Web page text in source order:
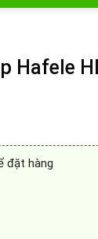
Hafele
đặt hàng